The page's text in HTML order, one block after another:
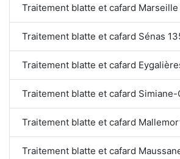
Traitement blatte et cafard
Traitement blatte et cafard Sénas
Traitement blatte et cafard
Traitement blatte et cafard
Traitement blatte et cafard
Traitement blatte et cafard